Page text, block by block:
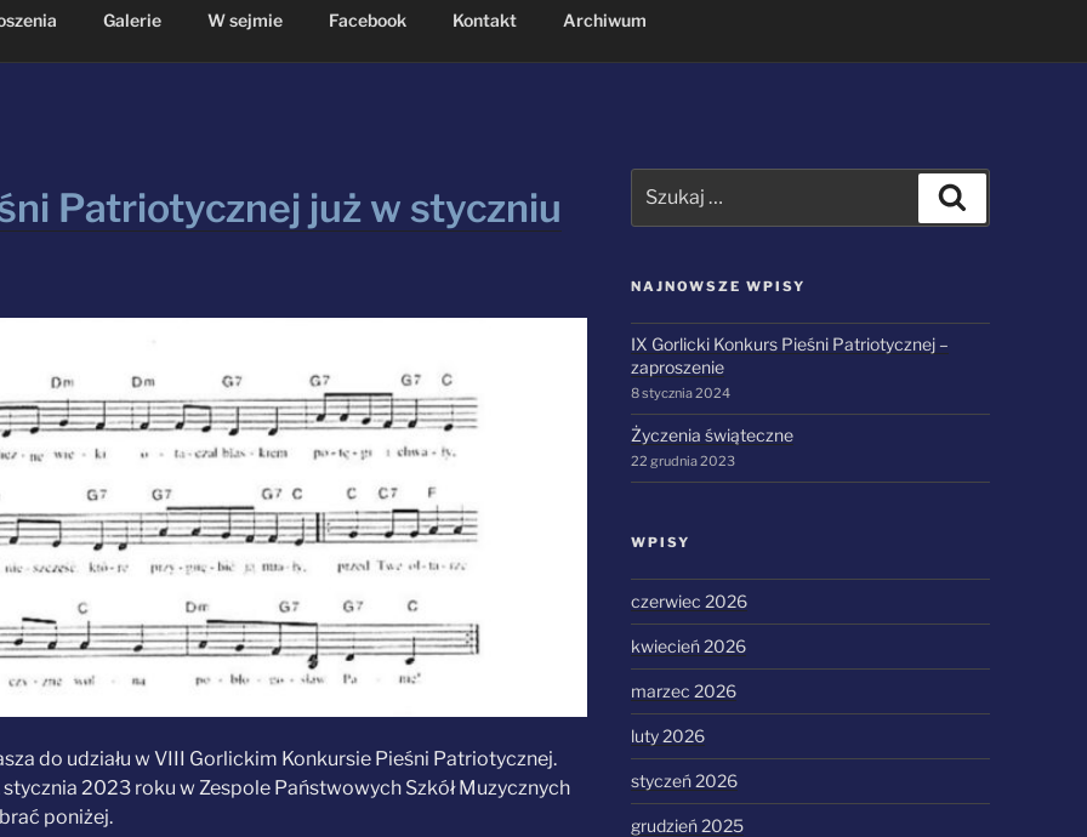
Galerie W sejmie Facebook Kontakt Archiwum
Patriotycznej już w styczniu
do udziału w VIII Gorlickim Konkursie Pieśni Patriotycznej.
2023 roku w Zespole Państwowych Szkół Muzycznych
poniżej.
NAJNOWSZE WPISY
IX Gorlicki Konkurs Pieśni Patriotycznej –
zaproszenie
8 stycznia 2024
Życzenia świąteczne
22 grudnia 2023
WPISY
czerwiec 2026
kwiecień 2026
marzec 2026
luty 2026
styczeń 2026
grudzień 2025